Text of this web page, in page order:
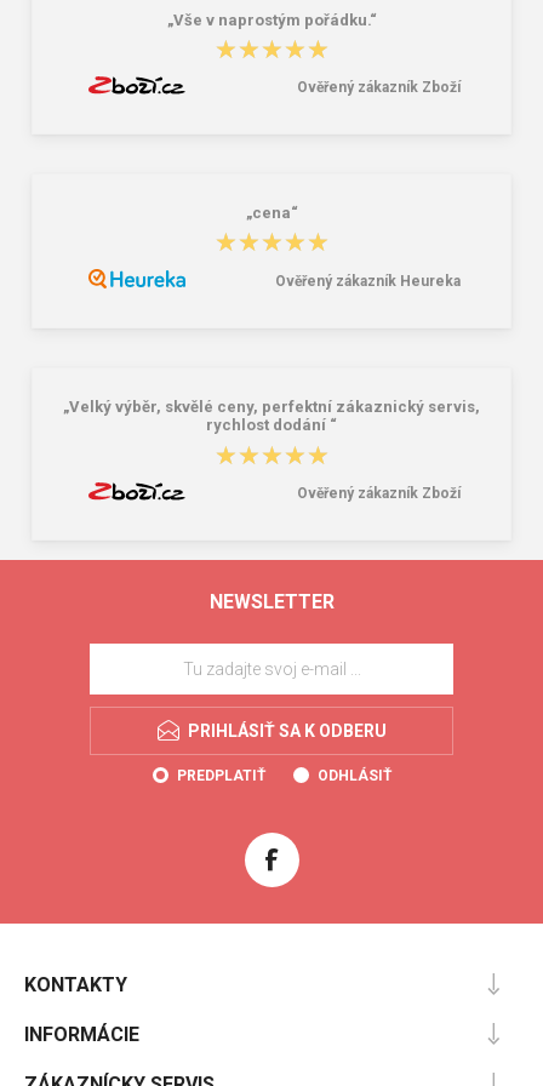
„Vše v naprostým pořádku.“
★★★★★
★★★★★
Ověřený zákazník Zboží
„cena“
★★★★★
★★★★★
Ověřený zákazník Heureka
„Velký výběr, skvělé ceny, perfektní zákaznický servis,
rychlost dodání “
★★★★★
★★★★★
Ověřený zákazník Zboží
NEWSLETTER
PRIHLÁSIŤ SA K ODBERU
PREDPLATIŤ ODHLÁSIŤ
KONTAKTY
INFORMÁCIE